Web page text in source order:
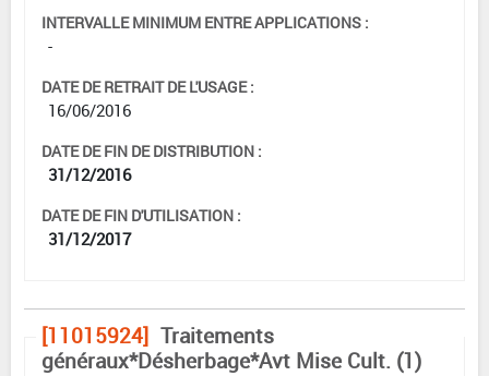
INTERVALLE MINIMUM ENTRE APPLICATIONS :
-
DATE DE RETRAIT DE L'USAGE :
16/06/2016
DATE DE FIN DE DISTRIBUTION :
31/12/2016
DATE DE FIN D'UTILISATION :
31/12/2017
[11015924] Traitements
généraux*Désherbage*Avt Mise Cult. (1)